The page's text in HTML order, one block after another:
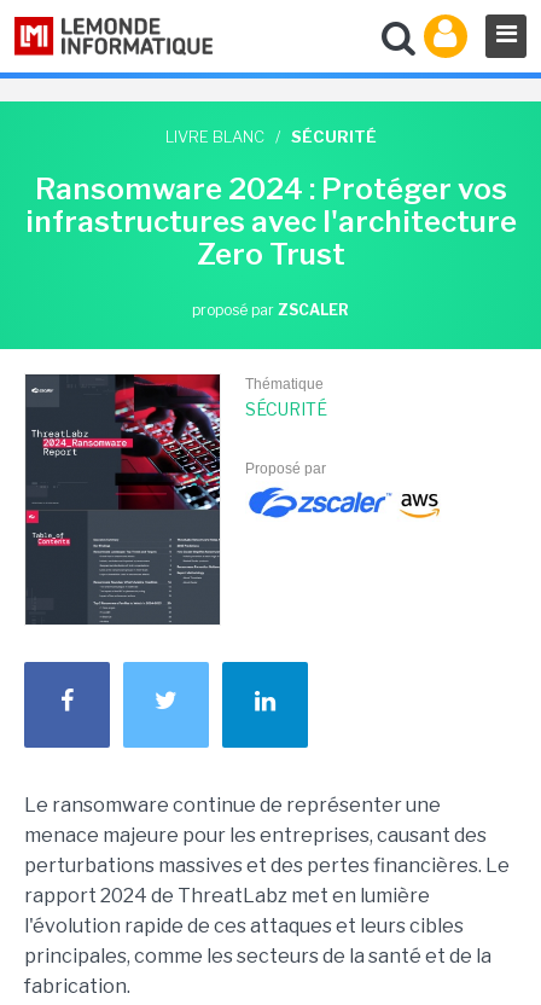
LIVRE BLANC / SÉCURITÉ
Ransomware 2024 : Protéger vos
infrastructures avec l'architecture
Zero Trust
proposé par ZSCALER
Thématique
SÉCURITÉ
Proposé par
Le ransomware continue de représenter une
menace majeure pour les entreprises, causant des
perturbations massives et des pertes financières. Le
rapport 2024 de ThreatLabz met en lumière
l'évolution rapide de ces attaques et leurs cibles
principales, comme les secteurs de la santé et de la
fabrication.